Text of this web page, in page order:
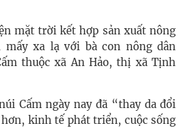
mặt trời kết hợp sản xuất nông
mấy xa lạ với bà con nông dân
thuộc xã An Hảo, thị xã Tịnh
Cấm ngày nay đã “thay da đổi
kinh tế phát triển, cuộc sống